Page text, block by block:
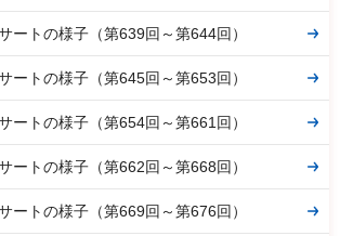
ートの様子（第639回～第644回）
ートの様子（第645回～第653回）
ートの様子（第654回～第661回）
ートの様子（第662回～第668回）
ートの様子（第669回～第676回）